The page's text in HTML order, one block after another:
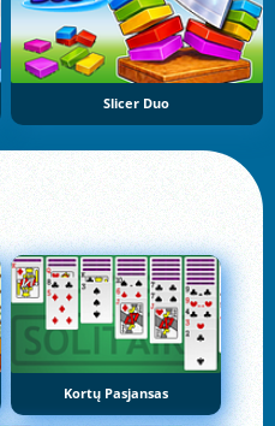
Slicer Duo
Kortų Pasjansas